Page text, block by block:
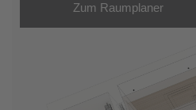
Zum Raumplaner